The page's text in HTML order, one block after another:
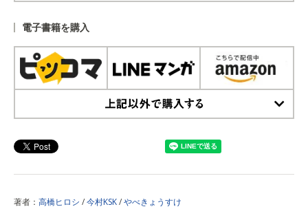
電子書籍を購入
著者： 高橋ヒロシ /今村KSK/やべきょうすけ